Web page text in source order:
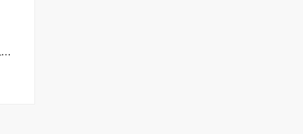
569165-00 Black+Decker CD115 Dişli Seti